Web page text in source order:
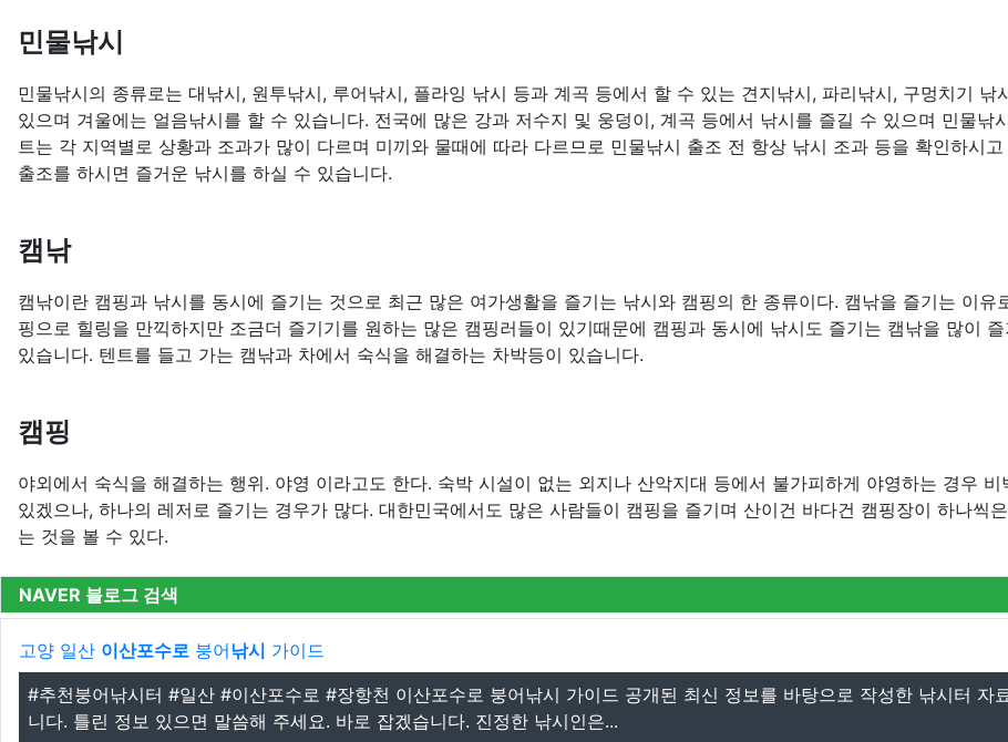
민물낚시
민물낚시의 종류로는 대낚시, 원투낚시, 루어낚시, 플라잉 낚시 등과 계곡 등에서 할 수 있는 견지낚시, 파리낚시, 구멍치기 낚
있으며 겨울에는 얼음낚시를 할 수 있습니다. 전국에 많은 강과 저수지 및 웅덩이, 계곡 등에서 낚시를 즐길 수 있으며 민물낚
트는 각 지역별로 상황과 조과가 많이 다르며 미끼와 물때에 따라 다르므로 민물낚시 출조 전 항상 낚시 조과 등을 확인하시고
출조를 하시면 즐거운 낚시를 하실 수 있습니다.
캠낚
캠낚이란 캠핑과 낚시를 동시에 즐기는 것으로 최근 많은 여가생활을 즐기는 낚시와 캠핑의 한 종류이다. 캠낚을 즐기는 이유
핑으로 힐링을 만끽하지만 조금더 즐기기를 원하는 많은 캠핑러들이 있기때문에 캠핑과 동시에 낚시도 즐기는 캠낚을 많이 즐
있습니다. 텐트를 들고 가는 캠낚과 차에서 숙식을 해결하는 차박등이 있습니다.
캠핑
야외에서 숙식을 해결하는 행위. 야영 이라고도 한다. 숙박 시설이 없는 외지나 산악지대 등에서 불가피하게 야영하는 경우 비
있겠으나, 하나의 레저로 즐기는 경우가 많다. 대한민국에서도 많은 사람들이 캠핑을 즐기며 산이건 바다건 캠핑장이 하나씩
는 것을 볼 수 있다.
NAVER 블로그 검색
고양 일산 이산포수로 붕어낚시 가이드
#추천붕어낚시터 #일산 #이산포수로 #장항천 이산포수로 붕어낚시 가이드 공개된 최신 정보를 바탕으로 작성한 낚시터 자
니다. 틀린 정보 있으면 말씀해 주세요. 바로 잡겠습니다. 진정한 낚시인은...